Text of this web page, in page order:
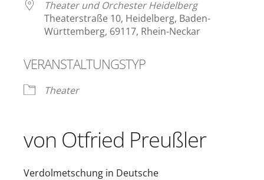
Theater und Orchester Heidelberg
Theaterstraße 10, Heidelberg, Baden-
Württemberg, 69117, Rhein-Neckar
VERANSTALTUNGSTYP
Theater
von Otfried Preußler
Verdolmetschung in Deutsche